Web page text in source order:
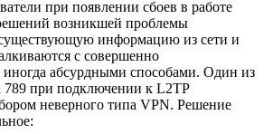
при появлении сбоев в работе
возникшей проблемы
информацию из сети и
с совершенно
иногда абсурдными способами. Один из
789 при подключении к L2TP
неверного типа VPN. Решение